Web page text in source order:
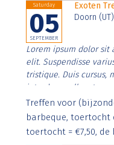
Saturday
05
SEPTEMBER
Exoten
Doorn (UT)
Lorem ipsum dolor sit
elit. Suspendisse
tristique. Duis cursus,
interdum nulla, ut
Aenean faucibus nibh
imperdiet. Nunc ut
Treffen voor
barbeque, toertocht
toertocht = €7,50, de